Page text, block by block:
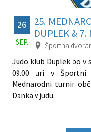
26
SEP.
25.
DUPLEK & 7.
Športna
Judo klub Duplek bo v
09.00 uri v Športni
Mednarodni turnir
Danka v judu.